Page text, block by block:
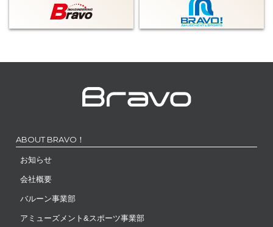
ABOUT BRAVO！
お知らせ
会社概要
バルーン事業部
アミューズメント&スポーツ事業部